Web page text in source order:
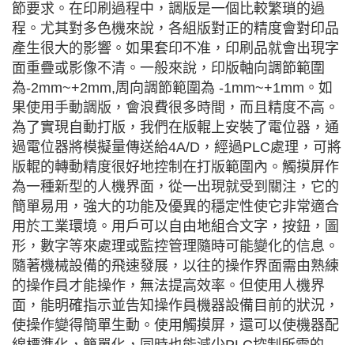
節要求。在印刷過程中，調版是一個比較繁瑣的過
程。尤其對多色機來說，各組版對正的精度會對印品
產生很大的影響。如果套印不准，印刷品就會出現字
面重疊或影像不清。一般來說，印版軸向調節範圍
為-2mm~+2mm,周向調節範圍為 -1mm~+1mm。如
果使用手動調版，會浪費很多時間，而且精度不高。
為了實現自動打版，我們在版輥上安裝了電位器，通
過電位器將模擬量傳送給4A/D，經過PLC處理，可將
版輥的轉動精度很好地控制在打版範圍內。觸摸屏作
為一種新型的人機界面，從一出現就受到關注，它的
簡單易用，強大的功能及優異的穩定性使它非常適合
用於工業環境。用戶可以自由地組合文字，按鈕，圖
形，數字等來處理或監控管理隨時可能變化的信息。
隨著機械設備的飛速發展，以往的操作界面需由熟練
的操作員才能操作，無法提高效率。但使用人機界
面，能明確指示並告知操作員機器設備目前的狀況，
使操作變得簡單生動。使用觸摸屏，還可以使機器配